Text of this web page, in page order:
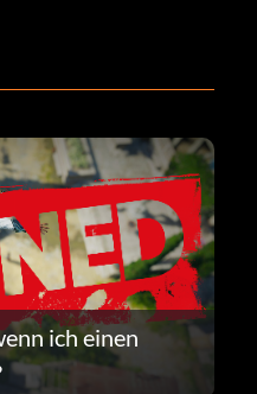
ich einen